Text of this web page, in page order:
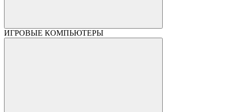
ИГРОВЫЕ КОМПЬЮТЕРЫ